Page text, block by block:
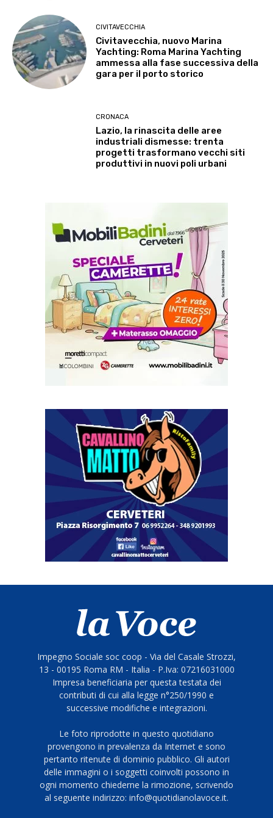
CIVITAVECCHIA
Civitavecchia, nuovo Marina
Yachting: Roma Marina Yachting
ammessa alla fase successiva della
gara per il porto storico
CRONACA
Lazio, la rinascita delle aree
industriali dismesse: trenta
progetti trasformano vecchi siti
produttivi in nuovi poli urbani
Impegno Sociale soc coop - Via del Casale Strozzi,
13 - 00195 Roma RM - Italia - P.Iva: 07216031000
Impresa beneficiaria per questa testata dei
contributi di cui alla legge n°250/1990 e
successive modifiche e integrazioni.
Le foto riprodotte in questo quotidiano
provengono in prevalenza da Internet e sono
pertanto ritenute di dominio pubblico. Gli autori
delle immagini o i soggetti coinvolti possono in
ogni momento chiederne la rimozione, scrivendo
al seguente indirizzo: info@quotidianolavoce.it.